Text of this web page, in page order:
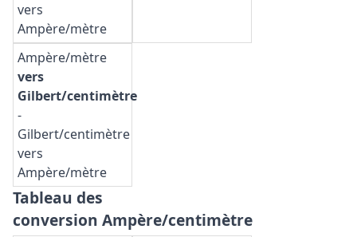
vers
Ampère/mètre
Ampère/mètre
vers
Gilbert/centimètre
-
Gilbert/centimètre
vers
Ampère/mètre
Tableau des
conversion Ampère/centimètre